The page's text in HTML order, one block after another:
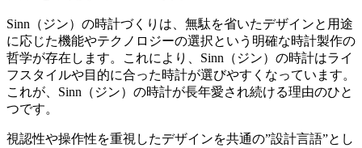
Sinn（ジン）の時計づくりは、無駄を省いたデザインと用途
に応じた機能やテクノロジーの選択という明確な時計製作の
哲学が存在します。これにより、Sinn（ジン）の時計はライ
フスタイルや目的に合った時計が選びやすくなっています。
これが、Sinn（ジン）の時計が長年愛され続ける理由のひと
つです。
視認性や操作性を重視したデザインを共通の”設計言語”とし